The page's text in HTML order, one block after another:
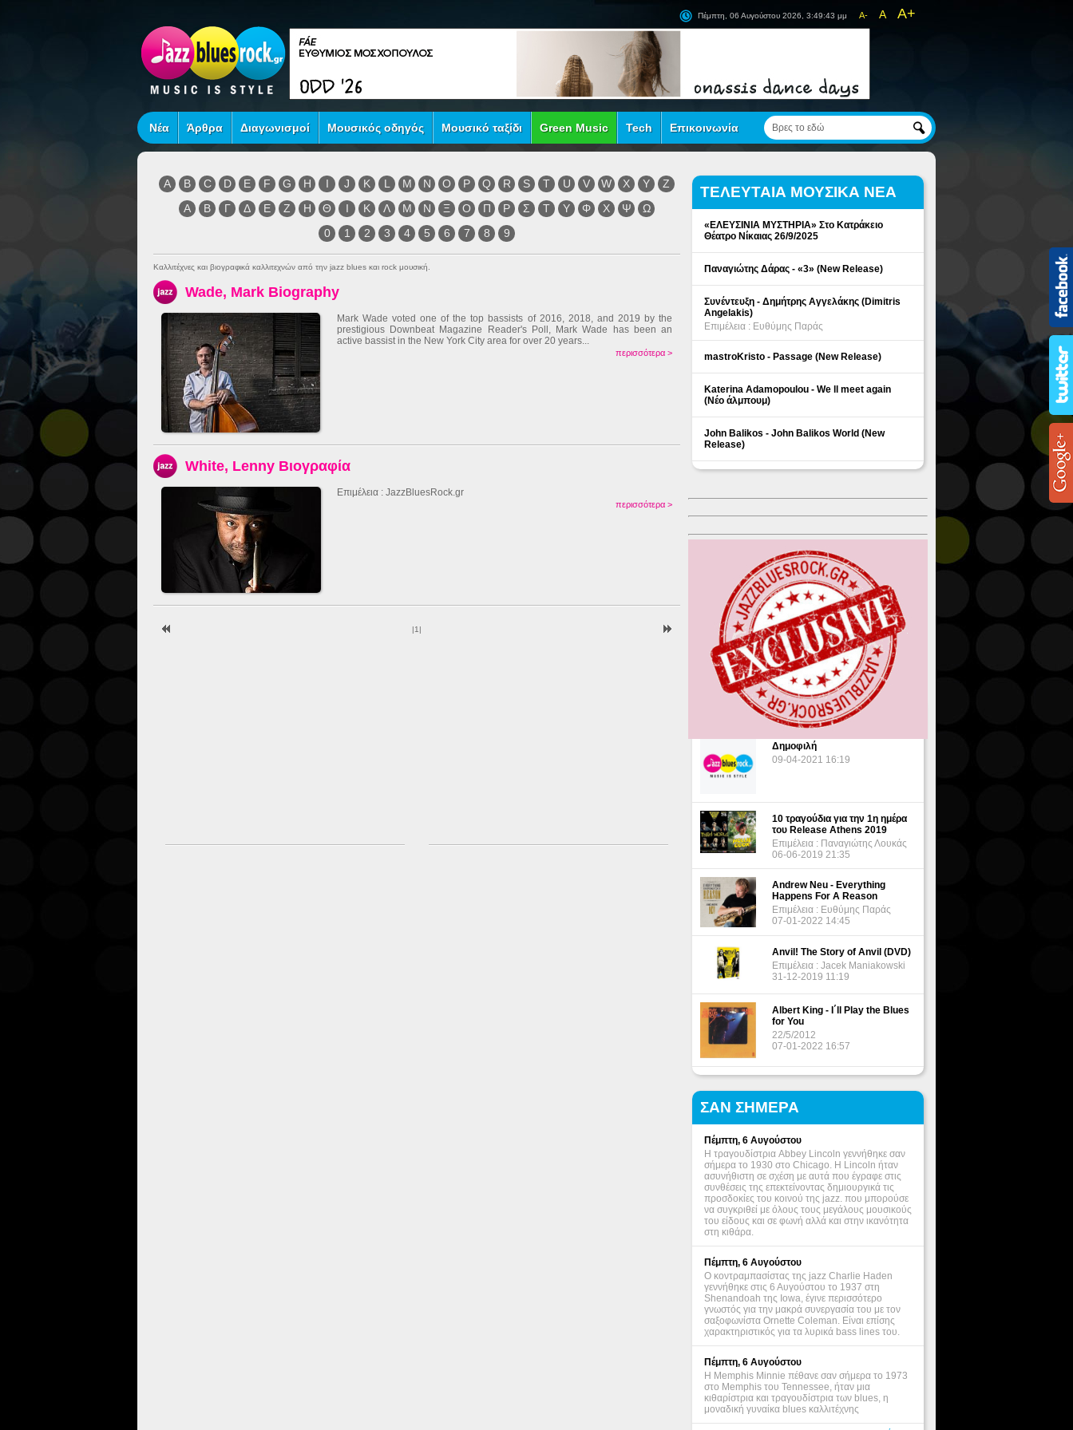
A- A A+
Πέμπτη, 06 Αυγούστου 2026, 3:49:43 μμ
Νέα Άρθρα Διαγωνισμοί Μουσικός οδηγός Μουσικό ταξίδι Green Music Tech Επικοινωνία
A B C D E F G H I J K L M N O P Q R S T U V W X Y
Z
Α
Β Γ Δ Ε Ζ Η Θ Ι Κ Λ Μ Ν Ξ Ο Π Ρ Σ Τ Υ Φ Χ Ψ
Ω
0
1 2 3 4 5 6 7 8 9
Καλλιτέχνες και βιογραφικά καλλιτεχνών από την jazz blues και rock μουσική.
Wade, Mark Biography
Mark Wade voted one of the top bassists of 2016, 2018, and 2019 by the
prestigious Downbeat Magazine Reader's Poll, Mark Wade has been an
active bassist in the New York City area for over 20 years...
περισσότερα >
White, Lenny Βιογραφία
Επιμέλεια : JazzBluesRock.gr
περισσότερα >
|1 |
ΤΕΛΕΥΤΑΙΑ ΜΟΥΣΙΚΑ ΝΕΑ
«ΕΛΕΥΣΙΝΙΑ ΜΥΣΤΗΡΙΑ» Στο Κατράκειο
Θέατρο Νίκαιας 26/9/2025
Παναγιώτης Δάρας - «3» (New Release)
Συνέντευξη - Δημήτρης Αγγελάκης (Dimitris
Angelakis)
Επιμέλεια : Ευθύμης Παράς
mastroKristo - Passage (New Release)
Katerina Adamopoulou - We ll meet again
(Νέο άλμπουμ)
John Balikos - John Balikos World (New
Release)
ΔΗΜΟΦΙΛΗ ΘΕΜΑΤΑ
Δημοφιλή
09-04-2021 16:19
10 τραγούδια για την 1η ημέρα
του Release Athens 2019
Επιμέλεια : Παναγιώτης Λουκάς
06-06-2019 21:35
Andrew Neu - Everything
Happens For A Reason
Επιμέλεια : Ευθύμης Παράς
07-01-2022 14:45
Anvil! The Story of Anvil (DVD)
Επιμέλεια : Jacek Maniakowski
31-12-2019 11:19
Albert King - I΄ll Play the Blues
for You
22/5/2012
07-01-2022 16:57
ΣΑΝ ΣΗΜΕΡΑ
Πέμπτη, 6 Αυγούστου
Η τραγουδίστρια Abbey Lincoln γεννήθηκε σαν
σήμερα το 1930 στο Chicago. Η Lincoln ήταν
ασυνήθιστη σε σχέση με αυτά που έγραφε στις
συνθέσεις της επεκτείνοντας δημιουργικά τις
προσδοκίες του κοινού της jazz. που μπορούσε
να συγκριθεί με όλους τους μεγάλους μουσικούς
του είδους και σε φωνή αλλά και στην ικανότητα
στη κιθάρα.
Πέμπτη, 6 Αυγούστου
Ο κοντραμπασίστας της jazz Charlie Haden
γεννήθηκε στις 6 Αυγούστου το 1937 στη
Shenandoah της Iowa, έγινε περισσότερο
γνωστός για την μακρά συνεργασία του με τον
σαξοφωνίστα Ornette Coleman. Είναι επίσης
χαρακτηριστικός για τα λυρικά bass lines του.
Πέμπτη, 6 Αυγούστου
Η Memphis Minnie πέθανε σαν σήμερα το 1973
στο Memphis του Tennessee, ήταν μια
κιθαρίστρια και τραγουδίστρια των blues, η
μοναδική γυναίκα blues καλλιτέχνης